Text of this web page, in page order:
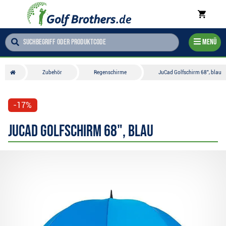
Menü
Zubehör Regenschirme JuCad Golfschirm 68", blau
-17%
JuCad Golfschirm 68", blau